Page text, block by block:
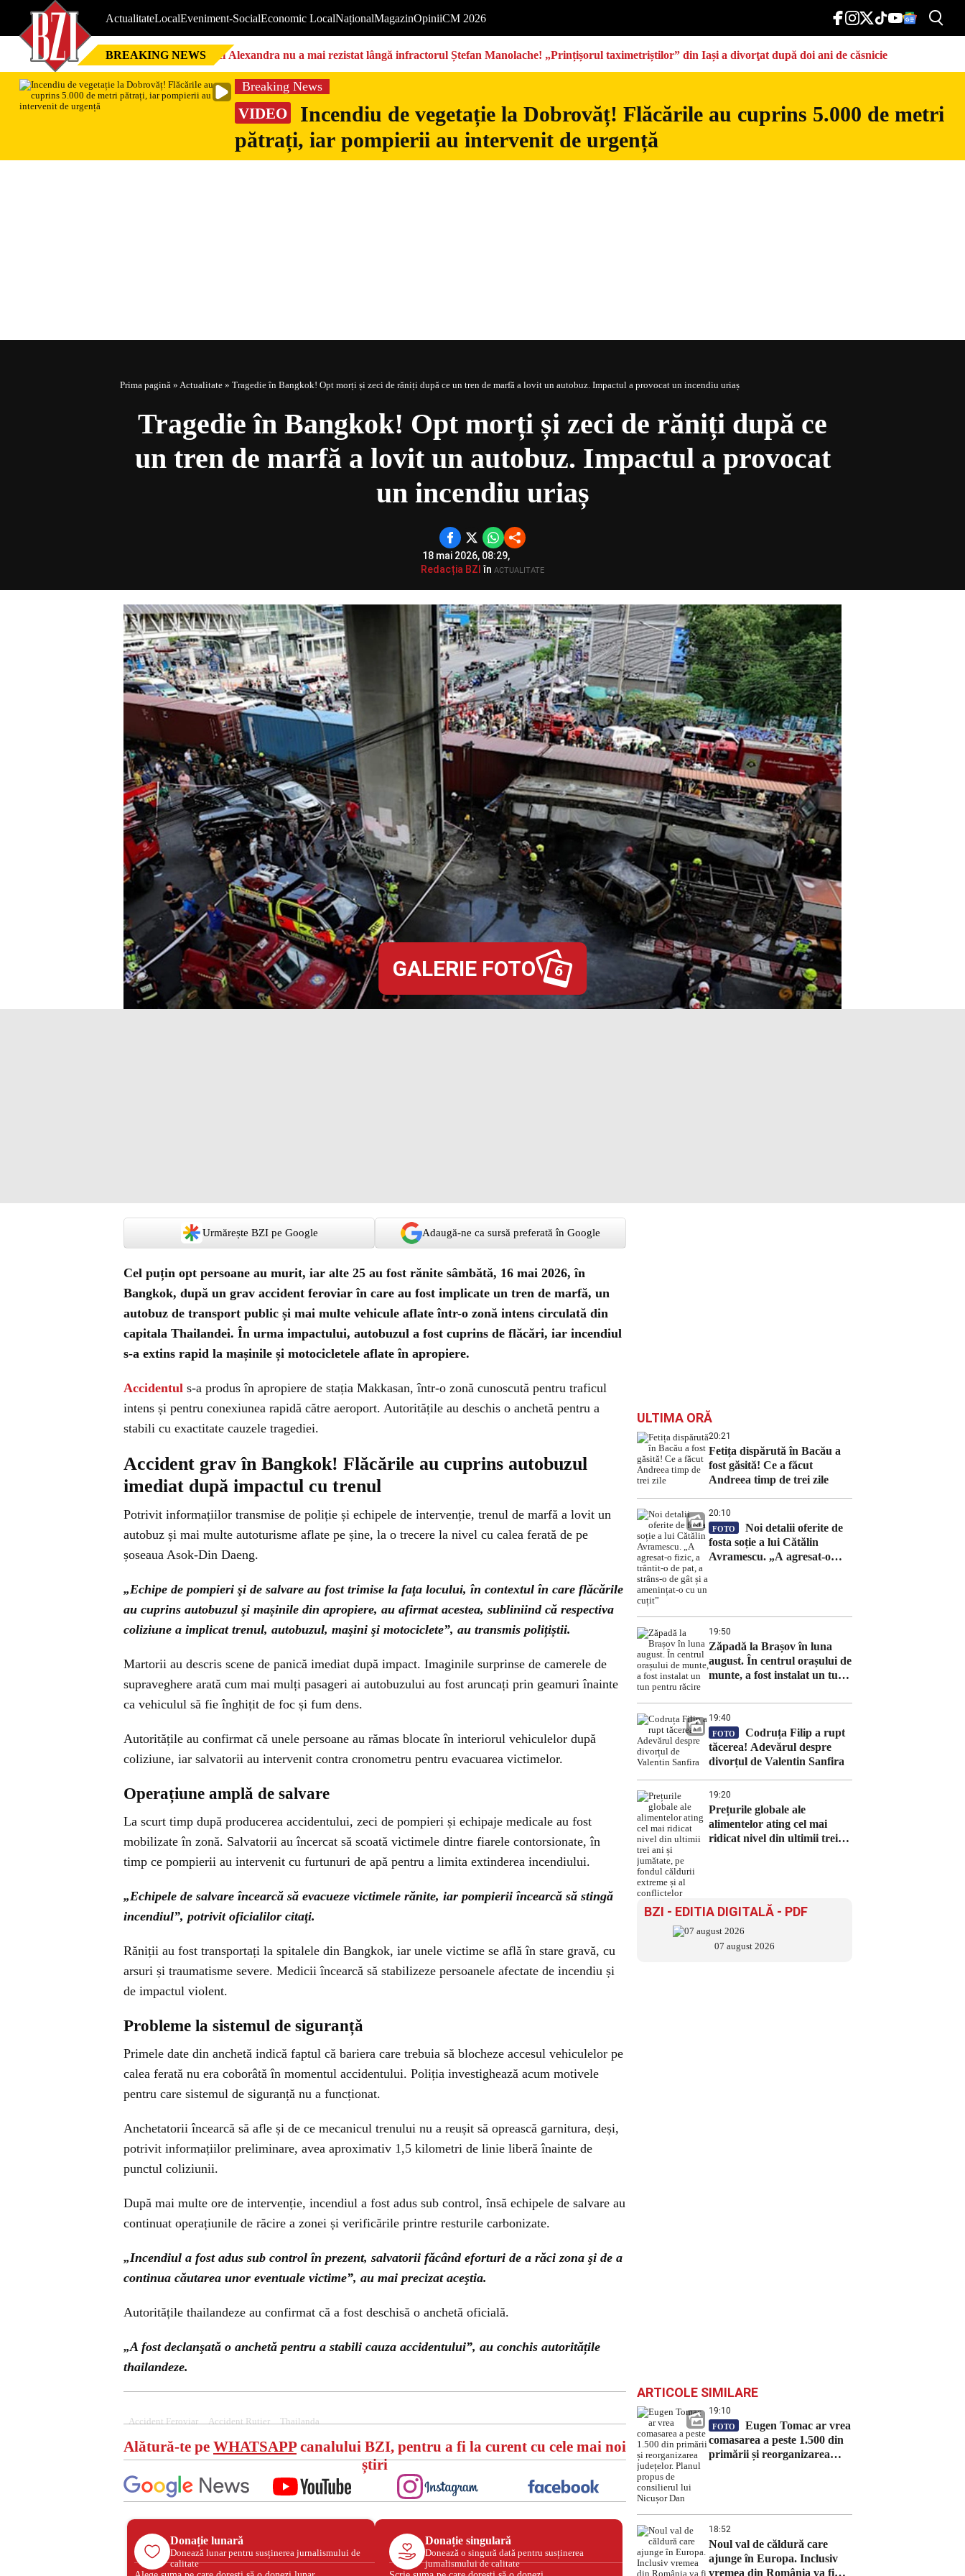
ActualitateLocalEveniment-SocialEconomic LocalNaționalMagazinOpiniiCM 2026
BREAKING NEWS Nici Alexandra nu a mai rezistat lângă infractorul Ștefan Manolache! „Prințișorul taximetriștilor” din Iași a divorţat după doi ani de căsnicie
Breaking News
VIDEO
Incendiu de vegetație la Dobrovăț! Flăcările au cuprins 5.000 de metri
pătrați, iar pompierii au intervenit de urgență
Could not play video.
Prima pagină » Actualitate » Tragedie în Bangkok! Opt morți și zeci de răniți după ce un tren de marfă a lovit un autobuz. Impactul a provocat un incendiu uriaș
Tragedie în Bangkok! Opt morți și zeci de răniți după ce
un tren de marfă a lovit un autobuz. Impactul a provocat
un incendiu uriaș
18 mai 2026, 08:29,
Redacția BZI în ACTUALITATE
GALERIE FOTO 6
Urmărește BZI pe Google Adaugă-ne ca sursă preferată în Google
Cel puțin opt persoane au murit, iar alte 25 au fost rănite sâmbătă, 16 mai 2026, în
Bangkok, după un grav accident feroviar în care au fost implicate un tren de marfă, un
autobuz de transport public și mai multe vehicule aflate într-o zonă intens circulată din
capitala Thailandei. În urma impactului, autobuzul a fost cuprins de flăcări, iar incendiul
s-a extins rapid la mașinile și motocicletele aflate în apropiere.
Accidentul s-a produs în apropiere de stația Makkasan, într-o zonă cunoscută pentru traficul
intens și pentru conexiunea rapidă către aeroport. Autoritățile au deschis o anchetă pentru a
stabili cu exactitate cauzele tragediei.
Accident grav în Bangkok! Flăcările au cuprins autobuzul
imediat după impactul cu trenul
Potrivit informațiilor transmise de poliție și echipele de intervenție, trenul de marfă a lovit un
autobuz și mai multe autoturisme aflate pe șine, la o trecere la nivel cu calea ferată de pe
șoseaua Asok-Din Daeng.
„Echipe de pompieri şi de salvare au fost trimise la faţa locului, în contextul în care flăcările
au cuprins autobuzul şi mașinile din apropiere, au afirmat acestea, subliniind că respectiva
coliziune a implicat trenul, autobuzul, maşini şi motociclete”, au transmis polițiștii.
Martorii au descris scene de panică imediat după impact. Imaginile surprinse de camerele de
supraveghere arată cum mai mulți pasageri ai autobuzului au fost aruncați prin geamuri înainte
ca vehiculul să fie înghițit de foc și fum dens.
Autoritățile au confirmat că unele persoane au rămas blocate în interiorul vehiculelor după
coliziune, iar salvatorii au intervenit contra cronometru pentru evacuarea victimelor.
Operațiune amplă de salvare
La scurt timp după producerea accidentului, zeci de pompieri și echipaje medicale au fost
mobilizate în zonă. Salvatorii au încercat să scoată victimele dintre fiarele contorsionate, în
timp ce pompierii au intervenit cu furtunuri de apă pentru a limita extinderea incendiului.
„Echipele de salvare încearcă să evacueze victimele rănite, iar pompierii încearcă să stingă
incendiul”, potrivit oficialilor citaţi.
Răniții au fost transportați la spitalele din Bangkok, iar unele victime se află în stare gravă, cu
arsuri și traumatisme severe. Medicii încearcă să stabilizeze persoanele afectate de incendiu și
de impactul violent.
Probleme la sistemul de siguranță
Primele date din anchetă indică faptul că bariera care trebuia să blocheze accesul vehiculelor pe
calea ferată nu era coborâtă în momentul accidentului. Poliția investighează acum motivele
pentru care sistemul de siguranță nu a funcționat.
Anchetatorii încearcă să afle și de ce mecanicul trenului nu a reușit să oprească garnitura, deși,
potrivit informațiilor preliminare, avea aproximativ 1,5 kilometri de linie liberă înainte de
punctul coliziunii.
După mai multe ore de intervenție, incendiul a fost adus sub control, însă echipele de salvare au
continuat operațiunile de răcire a zonei și verificările printre resturile carbonizate.
„Incendiul a fost adus sub control în prezent, salvatorii făcând eforturi de a răci zona şi de a
continua căutarea unor eventuale victime”, au mai precizat aceştia.
Autoritățile thailandeze au confirmat că a fost deschisă o anchetă oficială.
„A fost declanşată o anchetă pentru a stabili cauza accidentului”, au conchis autoritățile
thailandeze.
Accident Feroviar Accident Rutier Thailanda
Alătură-te pe WHATSAPPcanalului BZI, pentru a fi la curent cu cele mai noi
știri
Donație lunară
Donează lunar pentru susținerea jurnalismului de
calitate
Donație singulară
Donează o singură dată pentru susținerea
jurnalismului de calitate
ULTIMA ORĂ
20:21
Fetița dispărută în Bacău a
fost găsită! Ce a făcut
Andreea timp de trei zile
20:10
FOTO
Noi detalii oferite de
fosta soție a lui Cătălin
Avramescu. „A agresat-o
19:50
Zăpadă la Brașov în luna
august. În centrul orașului de
munte, a fost instalat un tun
19:40
FOTO
Codruța Filip a rupt
tăcerea! Adevărul despre
divorțul de Valentin Sanfira
19:20
Prețurile globale ale
alimentelor ating cel mai
ridicat nivel din ultimii trei
BZI - EDITIA DIGITALĂ - PDF
07 august 2026
ARTICOLE SIMILARE
19:10
FOTO
Eugen Tomac ar vrea
comasarea a peste 1.500 din
primării și reorganizarea
18:52
Noul val de căldură care
ajunge în Europa. Inclusiv
vremea din România va fi